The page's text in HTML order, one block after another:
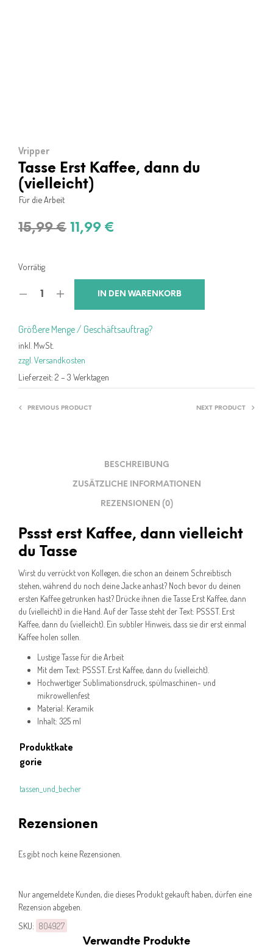
Vripper
Tasse Erst Kaffee, dann du
(vielleicht)
Für die Arbeit
15,99€ Ursprünglicher
15,99 €
11,99 €
11,99 €.
Vorrätig
IN DEN WARENKORB
Größere Menge / Geschäftsauftrag?
inkl. MwSt.
zzgl. Versandkosten
Lieferzeit: 2 – 3 Werktagen
PREVIOUS PRODUCT NEXT PRODUCT
BESCHREIBUNG
ZUSÄTZLICHE INFORMATIONEN
REZENSIONEN (0)
Pssst erst Kaffee, dann vielleicht
du Tasse
Wirst du verrückt von Kollegen, die schon an deinem Schreibtisch
stehen, während du noch deine Jacke anhast? Noch bevor du deinen
ersten Kaffee getrunken hast? Drücke ihnen die Tasse Erst Kaffee, dann
du (vielleicht) in die Hand. Auf der Tasse steht der Text: PSSST. Erst
Kaffee, dann du (vielleicht). Ein subtiler Hinweis, dass sie dir erst einmal
Kaffee holen sollen.
Lustige Tasse für die Arbeit
Mit dem Text: PSSST. Erst Kaffee, dann du (vielleicht).
Hochwertiger Sublimationsdruck, spülmaschinen- und
mikrowellenfest
Material: Keramik
Inhalt: 325 ml
Produktkate
gorie
tassen_und_becher
Rezensionen
Es gibt noch keine Rezensionen.
Nur angemeldete Kunden, die dieses Produkt gekauft haben, dürfen eine
Rezension abgeben.
SKU: 804927
Verwandte Produkte